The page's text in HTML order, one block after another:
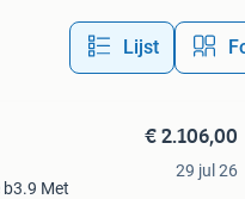
Lijst
Met
€ 2.106,00
29 jul 26